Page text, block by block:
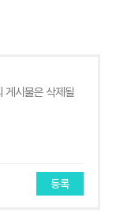
등록